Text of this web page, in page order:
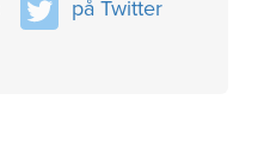
på Twitter